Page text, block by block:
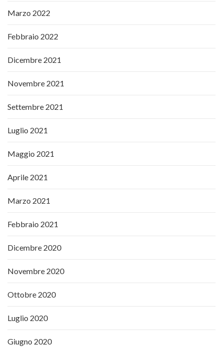
Marzo 2022
Febbraio 2022
Dicembre 2021
Novembre 2021
Settembre 2021
Luglio 2021
Maggio 2021
Aprile 2021
Marzo 2021
Febbraio 2021
Dicembre 2020
Novembre 2020
Ottobre 2020
Luglio 2020
Giugno 2020